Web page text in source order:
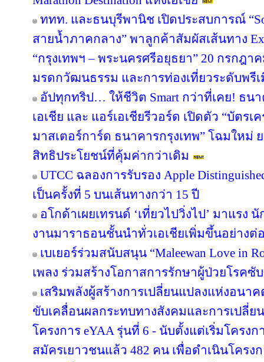
ททท. และธนบุรีพานิช เปิดประสบการณ์
สายน้ำภาคกลาง” พาลูกค้าสัมผัสเส้นทาง
“กรุงเทพฯ – พระนครศรีอยุธยา” 20 กรกฎ
มรดกวัฒนธรรม และการท่องเที่ยวระดับพรี
อัปทุกทริป… ให้ชีวิต Smart กว่าที่เคย! ธน
เอเชีย และ แอร์เอเชียรีวอร์ด เปิดตัว “บัตร
มาสเตอร์การ์ด ธนาคารกรุงเทพ” โฉมใหม่
สิทธิประโยชน์ที่คุ้มค่ากว่าเดิม
UTCC ฉลองการรับรอง Apple
เป็นครั้งที่ 5 บนเส้นทางกว่า 15 ปี
อโกด้าเผยเทรนด์ ‘เที่ยวไปวิ่งไป’ มาแรง
งานมาราธอนชั้นนำทั่วเอเชียเพิ่มขึ้นอย่างต่
เบเยอร์ร่วมสนับสนุน “Maleewan Love in
เพลง ร่วมสร้างโอกาสการรักษาผู้ป่วยโรค
เสริมพลังผู้สร้างการเปลี่ยนแปลงแห่งอนา
ขับเคลื่อนผลกระทบทางสังคมและการเปลี่ย
โครงการ eYAA รุ่นที่ 6 - นับตั้งแต่เริ่มโครง
สมัครเยาวชนแล้ว 482 คน เพื่อดำเนินโครง